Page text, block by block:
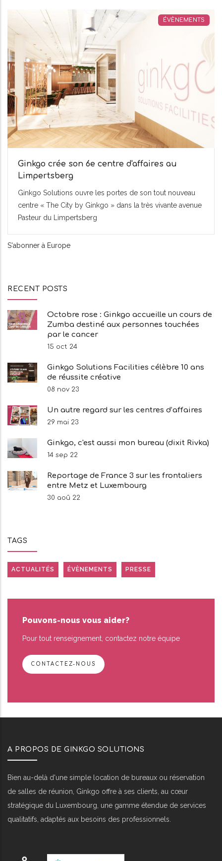
ÉVÈNEMENTS
Ginkgo crée son 6e centre d'affaires au
Limpertsberg
Ginkgo Solutions ouvre les portes de son tout nouveau
centre « The City by Ginkgo » dans la très vivante avenue
Pasteur du Limpertsberg
S'abonner à Europe
RECENT POSTS
Octobre rose : Ginkgo accueille un cours de
Zumba destiné aux personnes touchées
par le cancer
15 oct 24
Ginkgo Solutions Facilities célèbre 10 ans
de réussite créative
08 nov 23
Un autre regard sur les centres d’affaires
29 mai 23
Ginkgo, c'est aussi mon bureau (dixit Rivka)
14 sep 22
Reportage de France 3 sur les frontaliers
entre Metz et Luxembourg
30 aoû 22
TAGS
ACTUALITÉS ÉVÈNEMENTS PRESSE
Pouvons-nous vous aider?
Pour tout renseignement, contactez notre équipe
CONTACTEZ-NOUS
A PROPOS DE GINKGO SOLUTIONS
Bien au-delà d'une simple location de bureaux ou réservation
de salles de réunion, Ginkgo offre à ses clients, au cœur
stratégique du Luxembourg, une gamme étendue de services
qualitatifs, adaptés aux besoins des professionnels.